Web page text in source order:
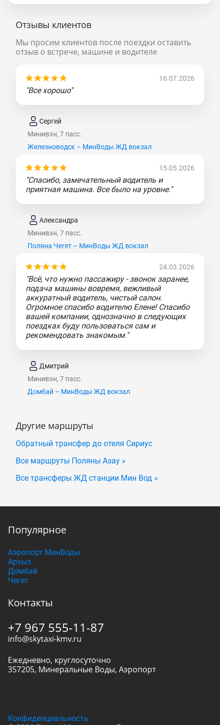
Отзывы клиентов
Мы просим клиентов после поездки оставить
отзыв о встрече, машине и водителе
16.07.2026
"Все хорошо"
Сергей
Минивэн, 7 пасс.
Железноводск – МинВоды ЖД вокзал
15.05.2026
"Спасибо, замечательный водитель и
приятная машина. Все было на уровне."
Александра
Минивэн, 7 пасс.
Поляна Чегет – МинВоды ЖД вокзал
24.03.2026
"Всё, что нужно пассажиру - звонок заранее,
подача машины вовремя, вежливый
аккуратный водитель, чистый салон.
Огромное спасибо водителю Елене! Спасибо
вашей компании, однозначно в следующих
поездках буду пользоваться сам и
рекомендовать знакомым."
Дмитрий
Минивэн, 7 пасс.
Домбай – МинВоды ЖД вокзал
Другие маршруты
Обратный трансфер до отеля Сириус
Все маршруты Поляны Азау »
Все трансферы ЖД станции Мин Вод »
Популярное
Аэропорт МинВоды
Архыз
Домбай
Чегет
Контакты
+7 967 555-11-87
info@skytaxi-kmv.ru
Ежедневно, круглосуточно
357205, Минеральные Воды, Аэропорт
Конфиденциальность